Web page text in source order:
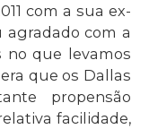
com a sua ex-
com a
no que levamos
que os Dallas
propensão
facilidade,